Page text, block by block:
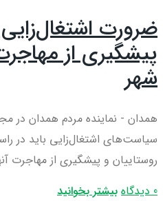
ضرورت اشتغال‌زایی
پیشگیری از
شهر
همدان - نماینده مردم همدان در
سیاست‌های اشتغال‌زایی باید در
روستاییان و پیشگیری از مهاجرت
0 دیدگاه
بیشتر بخوانید